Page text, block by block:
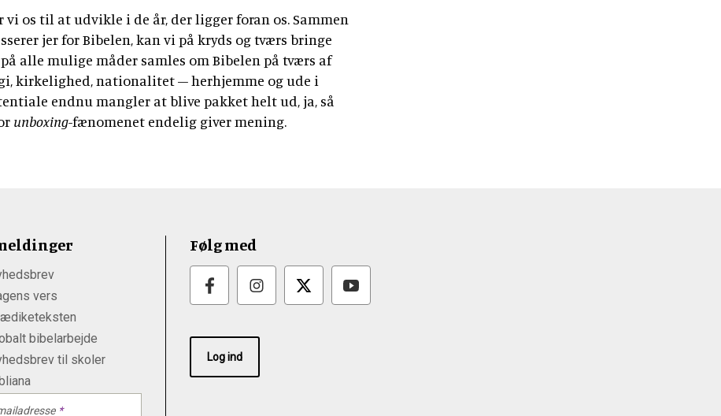
os til at udvikle i de år, der ligger foran os. Sammen
jer for Bibelen, kan vi på kryds og tværs bringe
alle mulige måder samles om Bibelen på tværs af
kirkelighed, nationalitet – herhjemme og ude i
endnu mangler at blive pakket helt ud, ja, så
unboxing-fænomenet endelig giver mening.
vers
bibelarbejde
til skoler
Følg med
Log ind